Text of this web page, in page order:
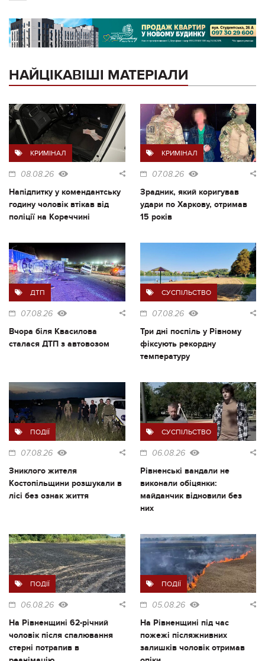
НАЙЦІКАВІШІ МАТЕРІАЛИ
КРИМІНАЛ
08.08.26
Напідпитку у комендантську
годину чоловік втікав від
поліції на Кореччині
КРИМІНАЛ
07.08.26
Зрадник, який коригував
удари по Харкову, отримав
15 років
ДТП
07.08.26
Вчора біля Квасилова
сталася ДТП з автовозом
СУСПІЛЬСТВО
07.08.26
Три дні поспіль у Рівному
фіксують рекордну
температуру
ПОДІЇ
07.08.26
Зниклого жителя
Костопільщини розшукали в
лісі без ознак життя
СУСПІЛЬСТВО
06.08.26
Рівненські вандали не
виконали обіцянки:
майданчик відновили без
них
ПОДІЇ
06.08.26
На Рівненщині 62-річний
чоловік після спалювання
стерні потрапив в
ПОДІЇ
05.08.26
На Рівненщині під час
пожежі післяжнивних
залишків чоловік отримав